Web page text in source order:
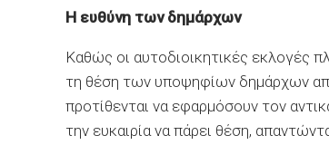
Η ευθύνη των δημάρχων
Καθώς οι αυτοδιοικητικές εκλογές
τη θέση των υποψηφίων δημάρχων
προτίθενται να εφαρμόσουν τον
την ευκαιρία να πάρει θέση,